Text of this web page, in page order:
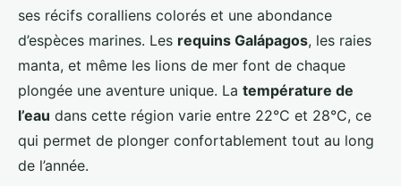
ses récifs coralliens colorés et une abondance
d’espèces marines. Les requins Galápagos, les raies
manta, et même les lions de mer font de chaque
plongée une aventure unique. La température de
l’eau dans cette région varie entre 22°C et 28°C, ce
qui permet de plonger confortablement tout au long
de l’année.